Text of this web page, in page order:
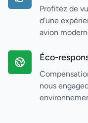
Profitez de
d'une
avion
Éco-
nous